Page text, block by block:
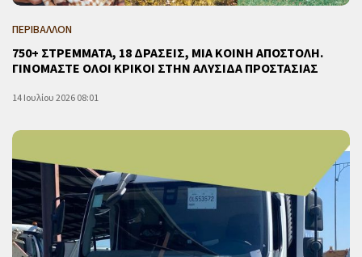
ΠΕΡΙΒΑΛΛΟΝ
750+ ΣΤΡΕΜΜΑΤΑ, 18 ΔΡΑΣΕΙΣ, ΜΙΑ ΚΟΙΝΗ ΑΠΟΣΤΟΛΗ.
ΓΙΝΟΜΑΣΤΕ ΟΛΟΙ ΚΡΙΚΟΙ ΣΤΗΝ ΑΛΥΣΙΔΑ ΠΡΟΣΤΑΣΙΑΣ
14 Ιουλίου 2026 08:01